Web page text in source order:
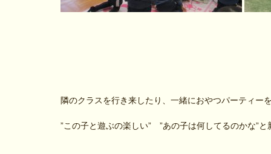
隣のクラスを行き来したり、一緒におやつパーティー
”この子と遊ぶの楽しい” ”あの子は何してるのかな”